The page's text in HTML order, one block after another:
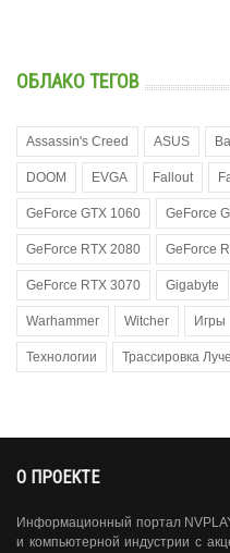
ОБЛАКО ТЕГОВ
Assassin's Creed ASUS
DOOM EVGA Fallout
GeForce GTX 1060 GeForce
GeForce RTX 2080 GeForce
GeForce RTX 3070 Gigabyte
Warhammer Witcher Игры
Технологии Трассировка
О ПРОЕКТЕ
Информационный портал
и компьютерной индустрии с